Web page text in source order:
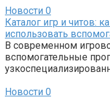
Новости 0
Каталог игр и читов:
использовать
В современном
вспомогательные
Новости 0